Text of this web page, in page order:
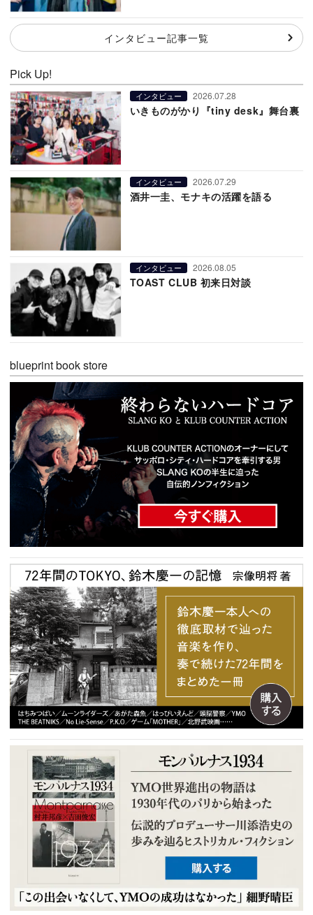
インタビュー記事一覧
Pick Up!
インタビュー 2026.07.28
いきものがかり『tiny desk』舞台裏
インタビュー 2026.07.29
酒井一圭、モナキの活躍を語る
インタビュー 2026.08.05
TOAST CLUB 初来日対談
blueprint book store